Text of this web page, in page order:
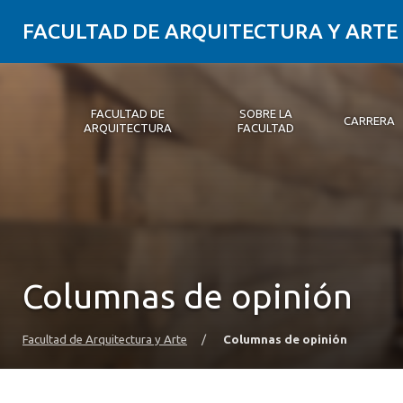
FACULTAD DE ARQUITECTURA Y ARTE
FACULTAD DE
ARQUITECTURA
SOBRE LA
FACULTAD
CARRERA
Columnas de opinión
Facultad de Arquitectura y Arte / Columnas de opinión